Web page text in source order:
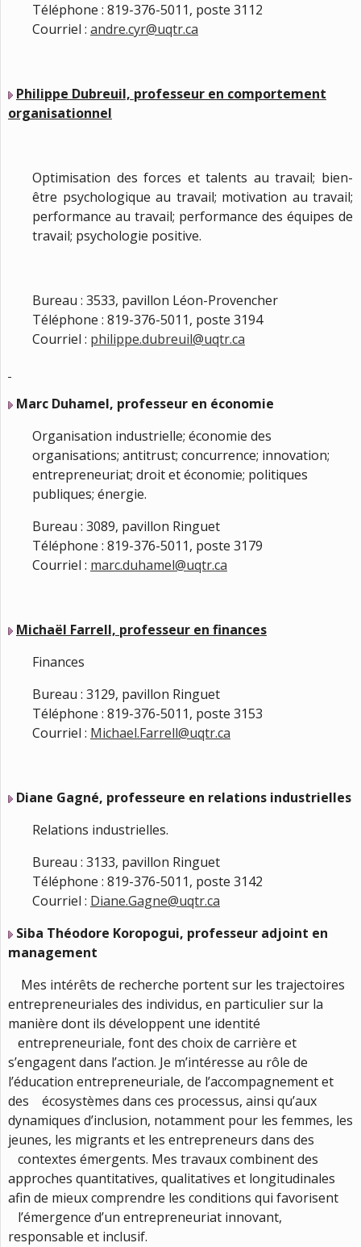
Téléphone : 819-376-5011, poste 3112
Courriel : andre.cyr@uqtr.ca
Philippe Dubreuil, professeur en comportement
organisationnel
Optimisation des forces et talents au travail; bien-
être psychologique au travail; motivation au travail;
performance au travail; performance des équipes de
travail; psychologie positive.
Bureau : 3533, pavillon Léon-Provencher
Téléphone : 819-376-5011, poste 3194
Courriel : philippe.dubreuil@uqtr.ca
Marc Duhamel, professeur en économie
Organisation industrielle; économie des
organisations; antitrust; concurrence; innovation;
entrepreneuriat; droit et économie; politiques
publiques; énergie.
Bureau : 3089, pavillon Ringuet
Téléphone : 819-376-5011, poste 3179
Courriel : marc.duhamel@uqtr.ca
Michaël Farrell, professeur en finances
Finances
Bureau : 3129, pavillon Ringuet
Téléphone : 819-376-5011, poste 3153
Courriel : Michael.Farrell@uqtr.ca
Diane Gagné, professeure en relations industrielles
Relations industrielles.
Bureau : 3133, pavillon Ringuet
Téléphone : 819-376-5011, poste 3142
Courriel : Diane.Gagne@uqtr.ca
Siba Théodore Koropogui, professeur adjoint en
management
Mes intérêts de recherche portent sur les trajectoires
entrepreneuriales des individus, en particulier sur la
manière dont ils développent une identité
entrepreneuriale, font des choix de carrière et
s’engagent dans l’action. Je m’intéresse au rôle de
l’éducation entrepreneuriale, de l’accompagnement et
des écosystèmes dans ces processus, ainsi qu’aux
dynamiques d’inclusion, notamment pour les femmes, les
jeunes, les migrants et les entrepreneurs dans des
contextes émergents. Mes travaux combinent des
approches quantitatives, qualitatives et longitudinales
afin de mieux comprendre les conditions qui favorisent
l’émergence d’un entrepreneuriat innovant,
responsable et inclusif.